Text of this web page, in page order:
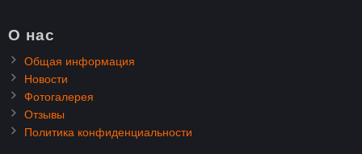
О нас
Общая информация
Новости
Фотогалерея
Отзывы
Политика конфиденциальности